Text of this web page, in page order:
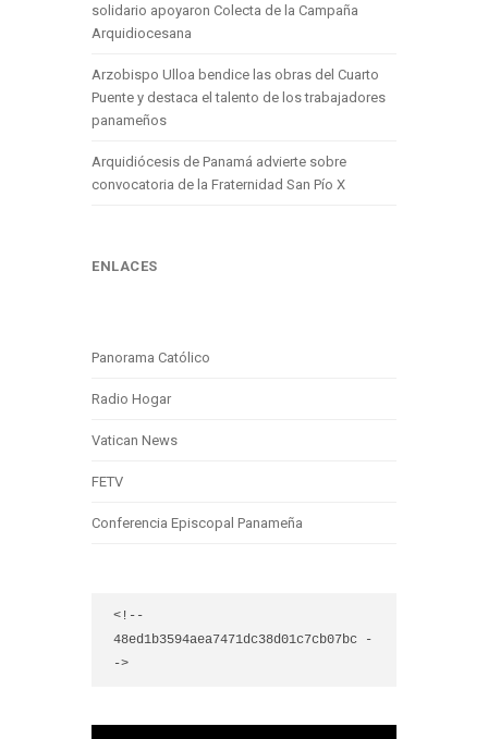
solidario apoyaron Colecta de la Campaña
Arquidiocesana
Arzobispo Ulloa bendice las obras del Cuarto
Puente y destaca el talento de los trabajadores
panameños
Arquidiócesis de Panamá advierte sobre
convocatoria de la Fraternidad San Pío X
ENLACES
Panorama Católico
Radio Hogar
Vatican News
FETV
Conferencia Episcopal Panameña
<!--
48ed1b3594aea7471dc38d01c7cb07bc -
->